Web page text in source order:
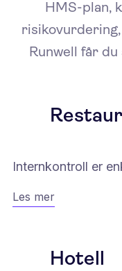
HMS-plan,
risikovurdering,
Runwell får
Internkontroll er
Les mer
Hotell